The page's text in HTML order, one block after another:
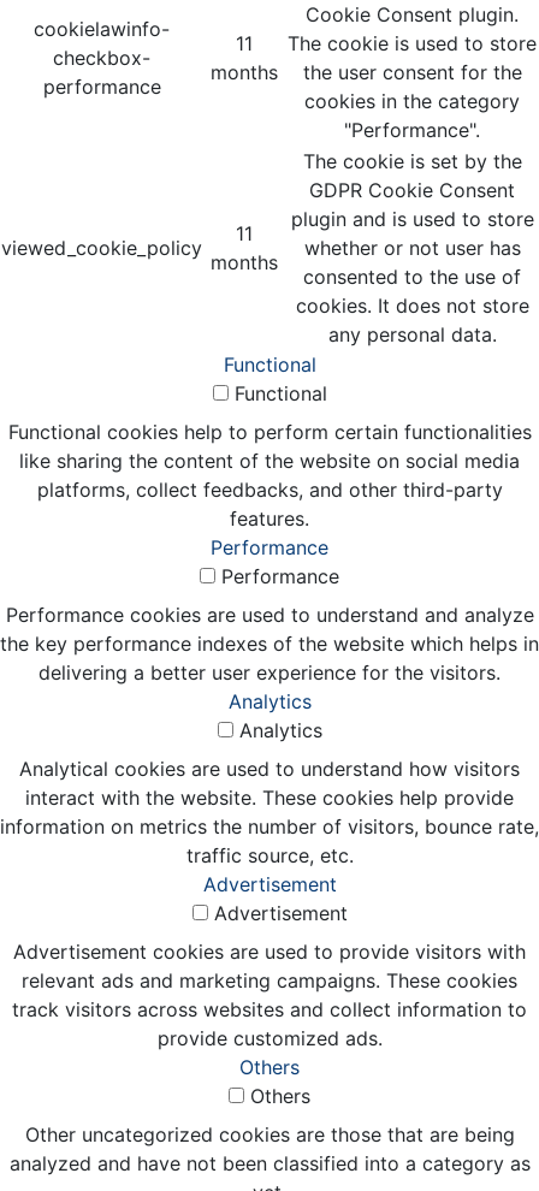
cookielawinfo-
checkbox-
performance
11
months
Cookie Consent plugin.
The cookie is used to store
the user consent for the
cookies in the category
"Performance".
viewed_cookie_policy
11
months
The cookie is set by the
GDPR Cookie Consent
plugin and is used to store
whether or not user has
consented to the use of
cookies. It does not store
any personal data.
Functional
Functional
Functional cookies help to perform certain functionalities
like sharing the content of the website on social media
platforms, collect feedbacks, and other third-party
features.
Performance
Performance
Performance cookies are used to understand and analyze
the key performance indexes of the website which helps in
delivering a better user experience for the visitors.
Analytics
Analytics
Analytical cookies are used to understand how visitors
interact with the website. These cookies help provide
information on metrics the number of visitors, bounce rate,
traffic source, etc.
Advertisement
Advertisement
Advertisement cookies are used to provide visitors with
relevant ads and marketing campaigns. These cookies
track visitors across websites and collect information to
provide customized ads.
Others
Others
Other uncategorized cookies are those that are being
analyzed and have not been classified into a category as